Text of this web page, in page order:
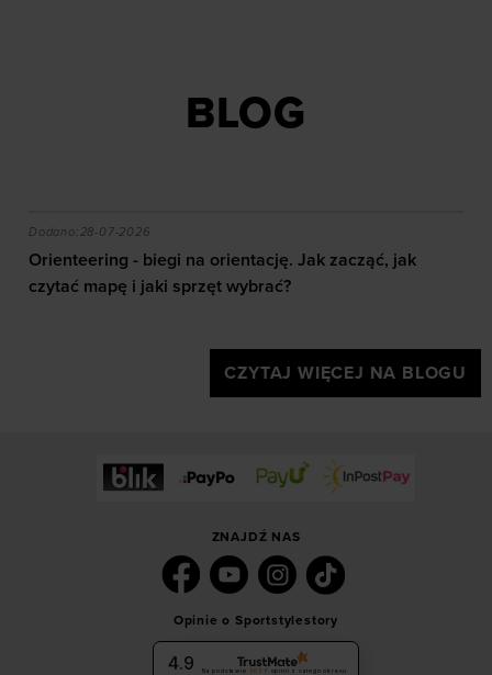
BLOG
efekty daje trening?
Orienteering - biegi na orientację. Jak zacząć, jak
Dodano:28-07-2026
Orienteering - biegi na orientację. Jak zacząć, jak
czytać mapę i jaki sprzęt wybrać?
CZYTAJ WIĘCEJ NA BLOGU
ZNAJDŹ NAS
Opinie o Sportstylestory
4.9 Na podstawie 6036 opinii z całego okresu